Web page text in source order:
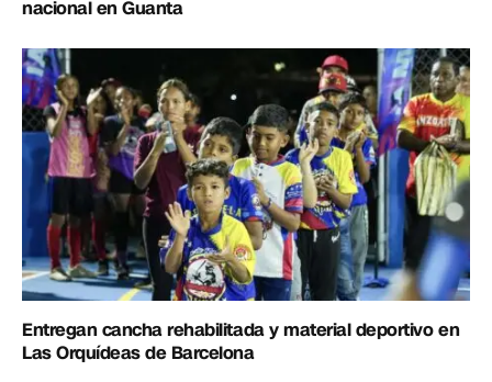
nacional en Guanta
Entregan cancha rehabilitada y material deportivo en
Las Orquídeas de Barcelona